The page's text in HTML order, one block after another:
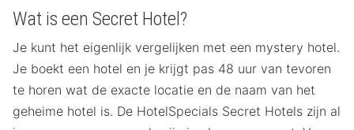
Wat is een Secret Hotel?
Je kunt het eigenlijk vergelijken met een mystery hotel.
Je boekt een hotel en je krijgt pas 48 uur van tevoren
te horen wat de exacte locatie en de naam van het
geheime hotel is. De HotelSpecials Secret Hotels zijn al